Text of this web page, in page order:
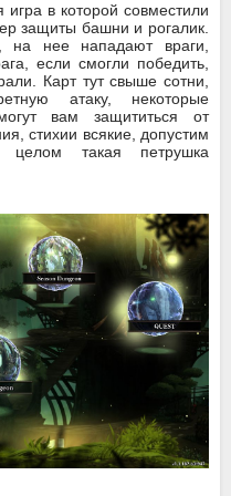
игра в которой совместили
защиты башни и рогалик.
на нее нападают враги,
если смогли победить,
Карт тут свыше сотни,
атаку, некоторые
вам защититься от
стихии всякие, допустим
такая петрушка